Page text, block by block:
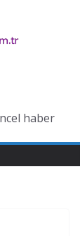
haber